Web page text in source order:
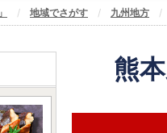
地域でさがす 九州地方
熊